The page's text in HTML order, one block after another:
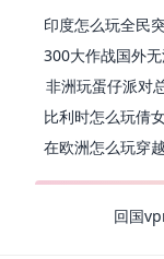
非洲玩蛋仔派对
回国